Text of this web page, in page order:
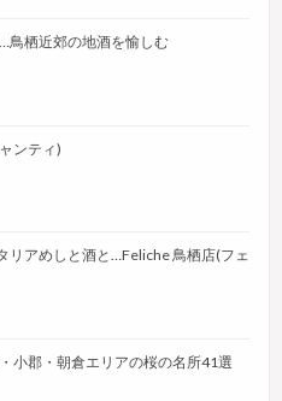
鳥栖近郊の地酒を愉しむ
ンティ)
リアめしと酒と…Feliche 鳥栖店(フェ
小郡・朝倉エリアの桜の名所41選